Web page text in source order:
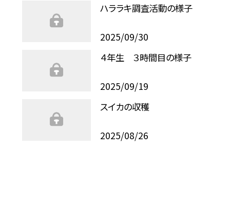
ハララキ調査活動の様子
2025/09/30
４年生 ３時間目の様子
2025/09/19
スイカの収穫
2025/08/26